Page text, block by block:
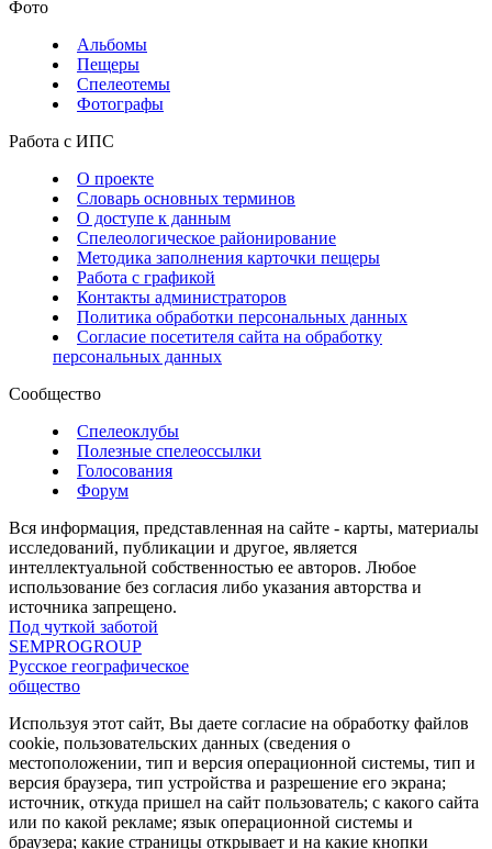
Фото
Альбомы
Пещеры
Спелеотемы
Фотографы
Работа с ИПС
О проекте
Словарь основных терминов
О доступе к данным
Спелеологическое районирование
Методика заполнения карточки пещеры
Работа с графикой
Контакты администраторов
Политика обработки персональных данных
Согласие посетителя сайта на обработку
персональных данных
Сообщество
Спелеоклубы
Полезные спелеоссылки
Голосования
Форум
Вся информация, представленная на сайте - карты, материалы
исследований, публикации и другое, является
интеллектуальной собственностью ее авторов. Любое
использование без согласия либо указания авторства и
источника запрещено.
Под чуткой заботой
SEMPROGROUP
Русское географическое
общество
Используя этот сайт, Вы даете согласие на обработку файлов
cookie, пользовательских данных (сведения о
местоположении, тип и версия операционной системы, тип и
версия браузера, тип устройства и разрешение его экрана;
источник, откуда пришел на сайт пользователь; с какого сайта
или по какой рекламе; язык операционной системы и
браузера; какие страницы открывает и на какие кнопки